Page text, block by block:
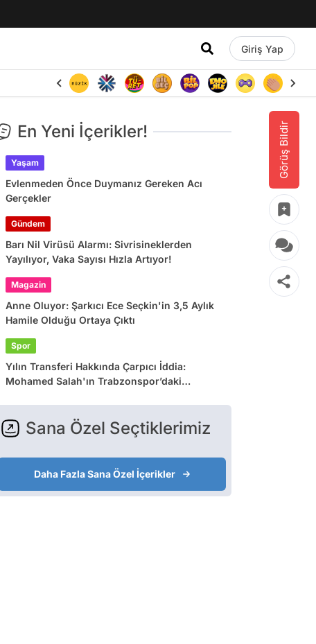
Giriş Yap
Görüş Bildir
En Yeni İçerikler!
Yaşam
Evlenmeden Önce Duymanız Gereken Acı
Gerçekler
Gündem
Barı Nil Virüsü Alarmı: Sivrisineklerden
Yayılıyor, Vaka Sayısı Hızla Artıyor!
Magazin
Anne Oluyor: Şarkıcı Ece Seçkin'in 3,5 Aylık
Hamile Olduğu Ortaya Çıktı
Spor
Yılın Transferi Hakkında Çarpıcı İddia:
Mohamed Salah'ın Trabzonspor’daki
Sana Özel Seçtiklerimiz
Daha Fazla Sana Özel İçerikler